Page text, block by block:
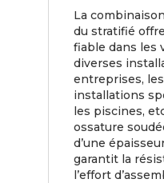
La
du stratifié
fiable dans les
diverses
entreprises,
installations
les piscines,
ossature
d’une
garantit la
l’effort